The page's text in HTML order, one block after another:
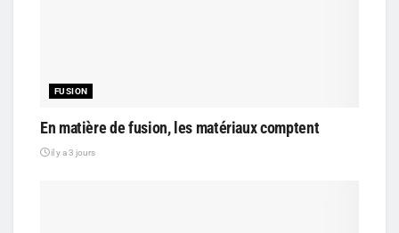
FUSION
En matière de fusion, les matériaux comptent
il y a 3 jours